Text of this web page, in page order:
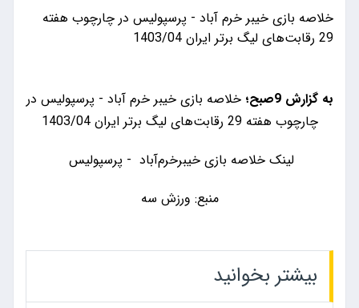
خلاصه بازی خیبر خرم‌ آباد - پرسپولیس در چارچوب هفته
29 رقابت‌های لیگ برتر ایران 1403/04
به گزارش 9صبح؛
خلاصه بازی خیبر خرم‌ آباد - پرسپولیس در
چارچوب هفته 29 رقابت‌های لیگ برتر ایران 1403/04
لینک خلاصه بازی خیبرخرم‌آباد - پرسپولیس
منبع: ورزش سه
بیشتر بخوانید